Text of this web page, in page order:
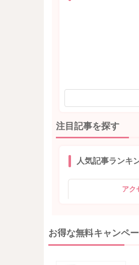
注目記事を探す
人気記事ランキ
アク
お得な無料キャンペ